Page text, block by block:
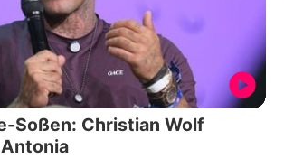
Soßen: Christian Wolf